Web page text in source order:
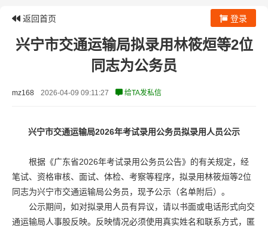
返回首页 登录
兴宁市交通运输局拟录用林筱烜等2位
同志为公务员
mz168 2026-04-09 09:11:27 给TA发私信
兴宁市交通运输局2026年考试录用公务员拟录用人员公示
根据《广东省2026年考试录用公务员公告》的有关规定，经
笔试、资格审核、面试、体检、考察等程序，拟录用林筱烜等2位
同志为兴宁市交通运输局公务员，现予公示（名单附后）。
公示期间，如对拟录用人员有异议，请以书面或电话形式向交
通运输局人事股反映。反映情况必须使用真实姓名和联系方式，匿